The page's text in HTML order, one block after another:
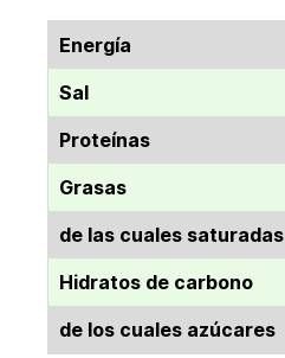
Energía
Sal
Proteínas
Grasas
de las cuales saturadas
Hidratos de carbono
de los cuales azúcares